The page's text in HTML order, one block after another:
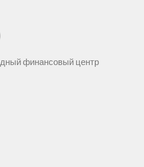
финансовый центр